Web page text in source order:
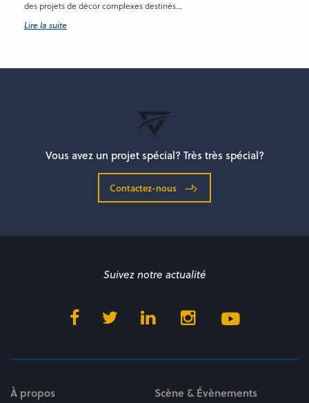
des projets de décor complexes destinés...
Lire la suite
Vous avez un projet spécial? Très très spécial?
Contactez-nous
Suivez notre actualité
À propos Scène & Évènements